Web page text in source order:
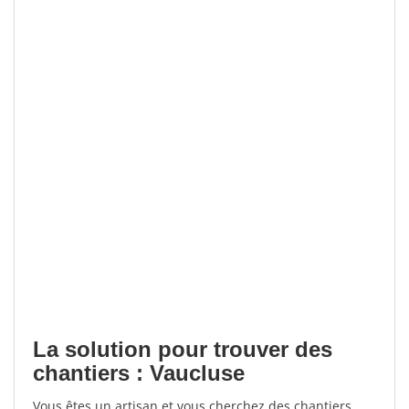
La solution pour trouver des
chantiers : Vaucluse